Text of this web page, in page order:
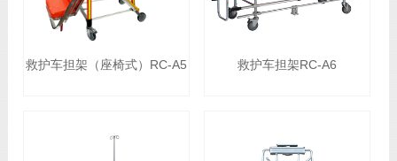
救护车担架（座椅式）RC-A5 救护车担架RC-A6